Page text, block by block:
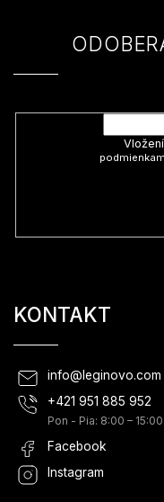
KONTAKT
info@ leginovo.com
+421 951 885 952
Pon - Pia: 8:00 –
Facebook
Instagram